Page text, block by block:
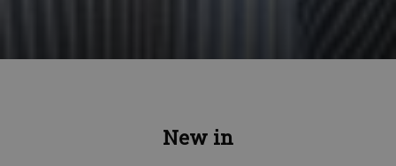
New in